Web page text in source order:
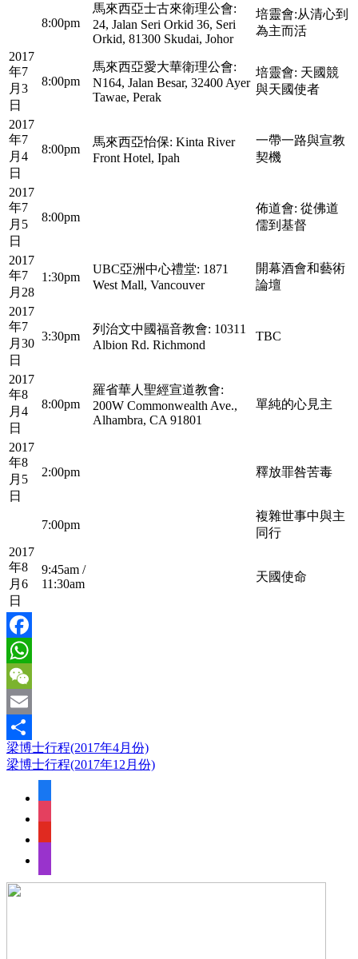
8:00pm
馬來西亞士古來衛理公會:
24, Jalan Seri Orkid 36, Seri
Orkid, 81300 Skudai, Johor
培靈會:从清心到
為主而活
2017
年7
月3
日
8:00pm
馬來西亞愛大華衛理公會:
N164, Jalan Besar, 32400 Ayer
Tawae, Perak
培靈會: 天國競
與天國使者
2017
年7
月4
日
8:00pm
馬來西亞怡保: Kinta River
Front Hotel, Ipah
一帶一路與宣教
契機
2017
年7
月5
日
8:00pm
佈道會: 從佛道
儒到基督
2017
年7
月28
1:30pm
UBC亞洲中心禮堂: 1871
West Mall, Vancouver
開幕酒會和藝術
論壇
2017
年7
月30
日
3:30pm
列治文中國福音教會: 10311
Albion Rd. Richmond
TBC
2017
年8
月4
日
8:00pm
羅省華人聖經宣道教會:
200W Commonwealth Ave.,
Alhambra, CA 91801
單純的心見主
2017
年8
月5
日
2:00pm 釋放罪咎苦毒
7:00pm
複雜世事中與主
同行
2017
年8
月6
日
9:45am /
11:30am
天國使命
Facebook
WhatsApp
WeChat
Email
Share
梁博士行程(2017年4月份)
梁博士行程(2017年12月份)